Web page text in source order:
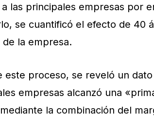
a las principales empresas por
se cuantificó el efecto de 40
de la empresa.
este proceso, se reveló un
empresas alcanzó una
la combinación del